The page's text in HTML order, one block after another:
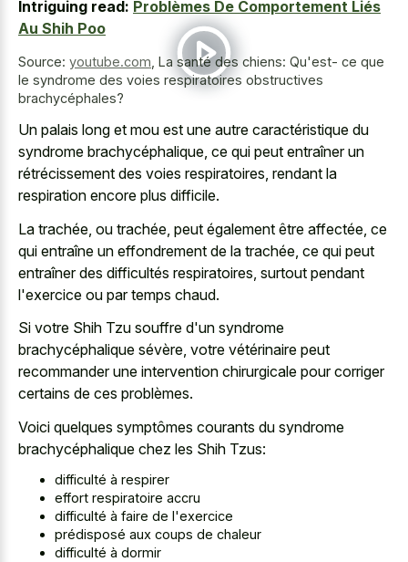
Intriguing read: Problèmes De Comportement Liés
Au Shih Poo
Source: youtube.com La santé des chiens: Qu'est- ce que
le syndrome des voies respiratoires obstructives
brachycéphales?
Un palais long et mou est une autre caractéristique du
syndrome brachycéphalique, ce qui peut entraîner un
rétrécissement des voies respiratoires, rendant la
respiration encore plus difficile.
La trachée, ou trachée, peut également être affectée, ce
qui entraîne un effondrement de la trachée, ce qui peut
entraîner des difficultés respiratoires, surtout pendant
l'exercice ou par temps chaud.
Si votre Shih Tzu souffre d'un syndrome
brachycéphalique sévère, votre vétérinaire peut
recommander une intervention chirurgicale pour corriger
certains de ces problèmes.
Voici quelques symptômes courants du syndrome
brachycéphalique chez les Shih Tzus:
difficulté à respirer
effort respiratoire accru
difficulté à faire de l'exercice
prédisposé aux coups de chaleur
difficulté à dormir